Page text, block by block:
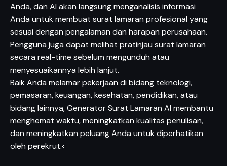
Anda, dan AI akan langsung menganalisis informasi
Anda untuk membuat surat lamaran profesional yang
sesuai dengan pengalaman dan harapan perusahaan.
Pengguna juga dapat melihat pratinjau surat lamaran
secara real-time sebelum mengunduh atau
menyesuaikannya lebih lanjut.
Baik Anda melamar pekerjaan di bidang teknologi,
pemasaran, keuangan, kesehatan, pendidikan, atau
bidang lainnya, Generator Surat Lamaran AI membantu
menghemat waktu, meningkatkan kualitas penulisan,
dan meningkatkan peluang Anda untuk diperhatikan
oleh perekrut.<